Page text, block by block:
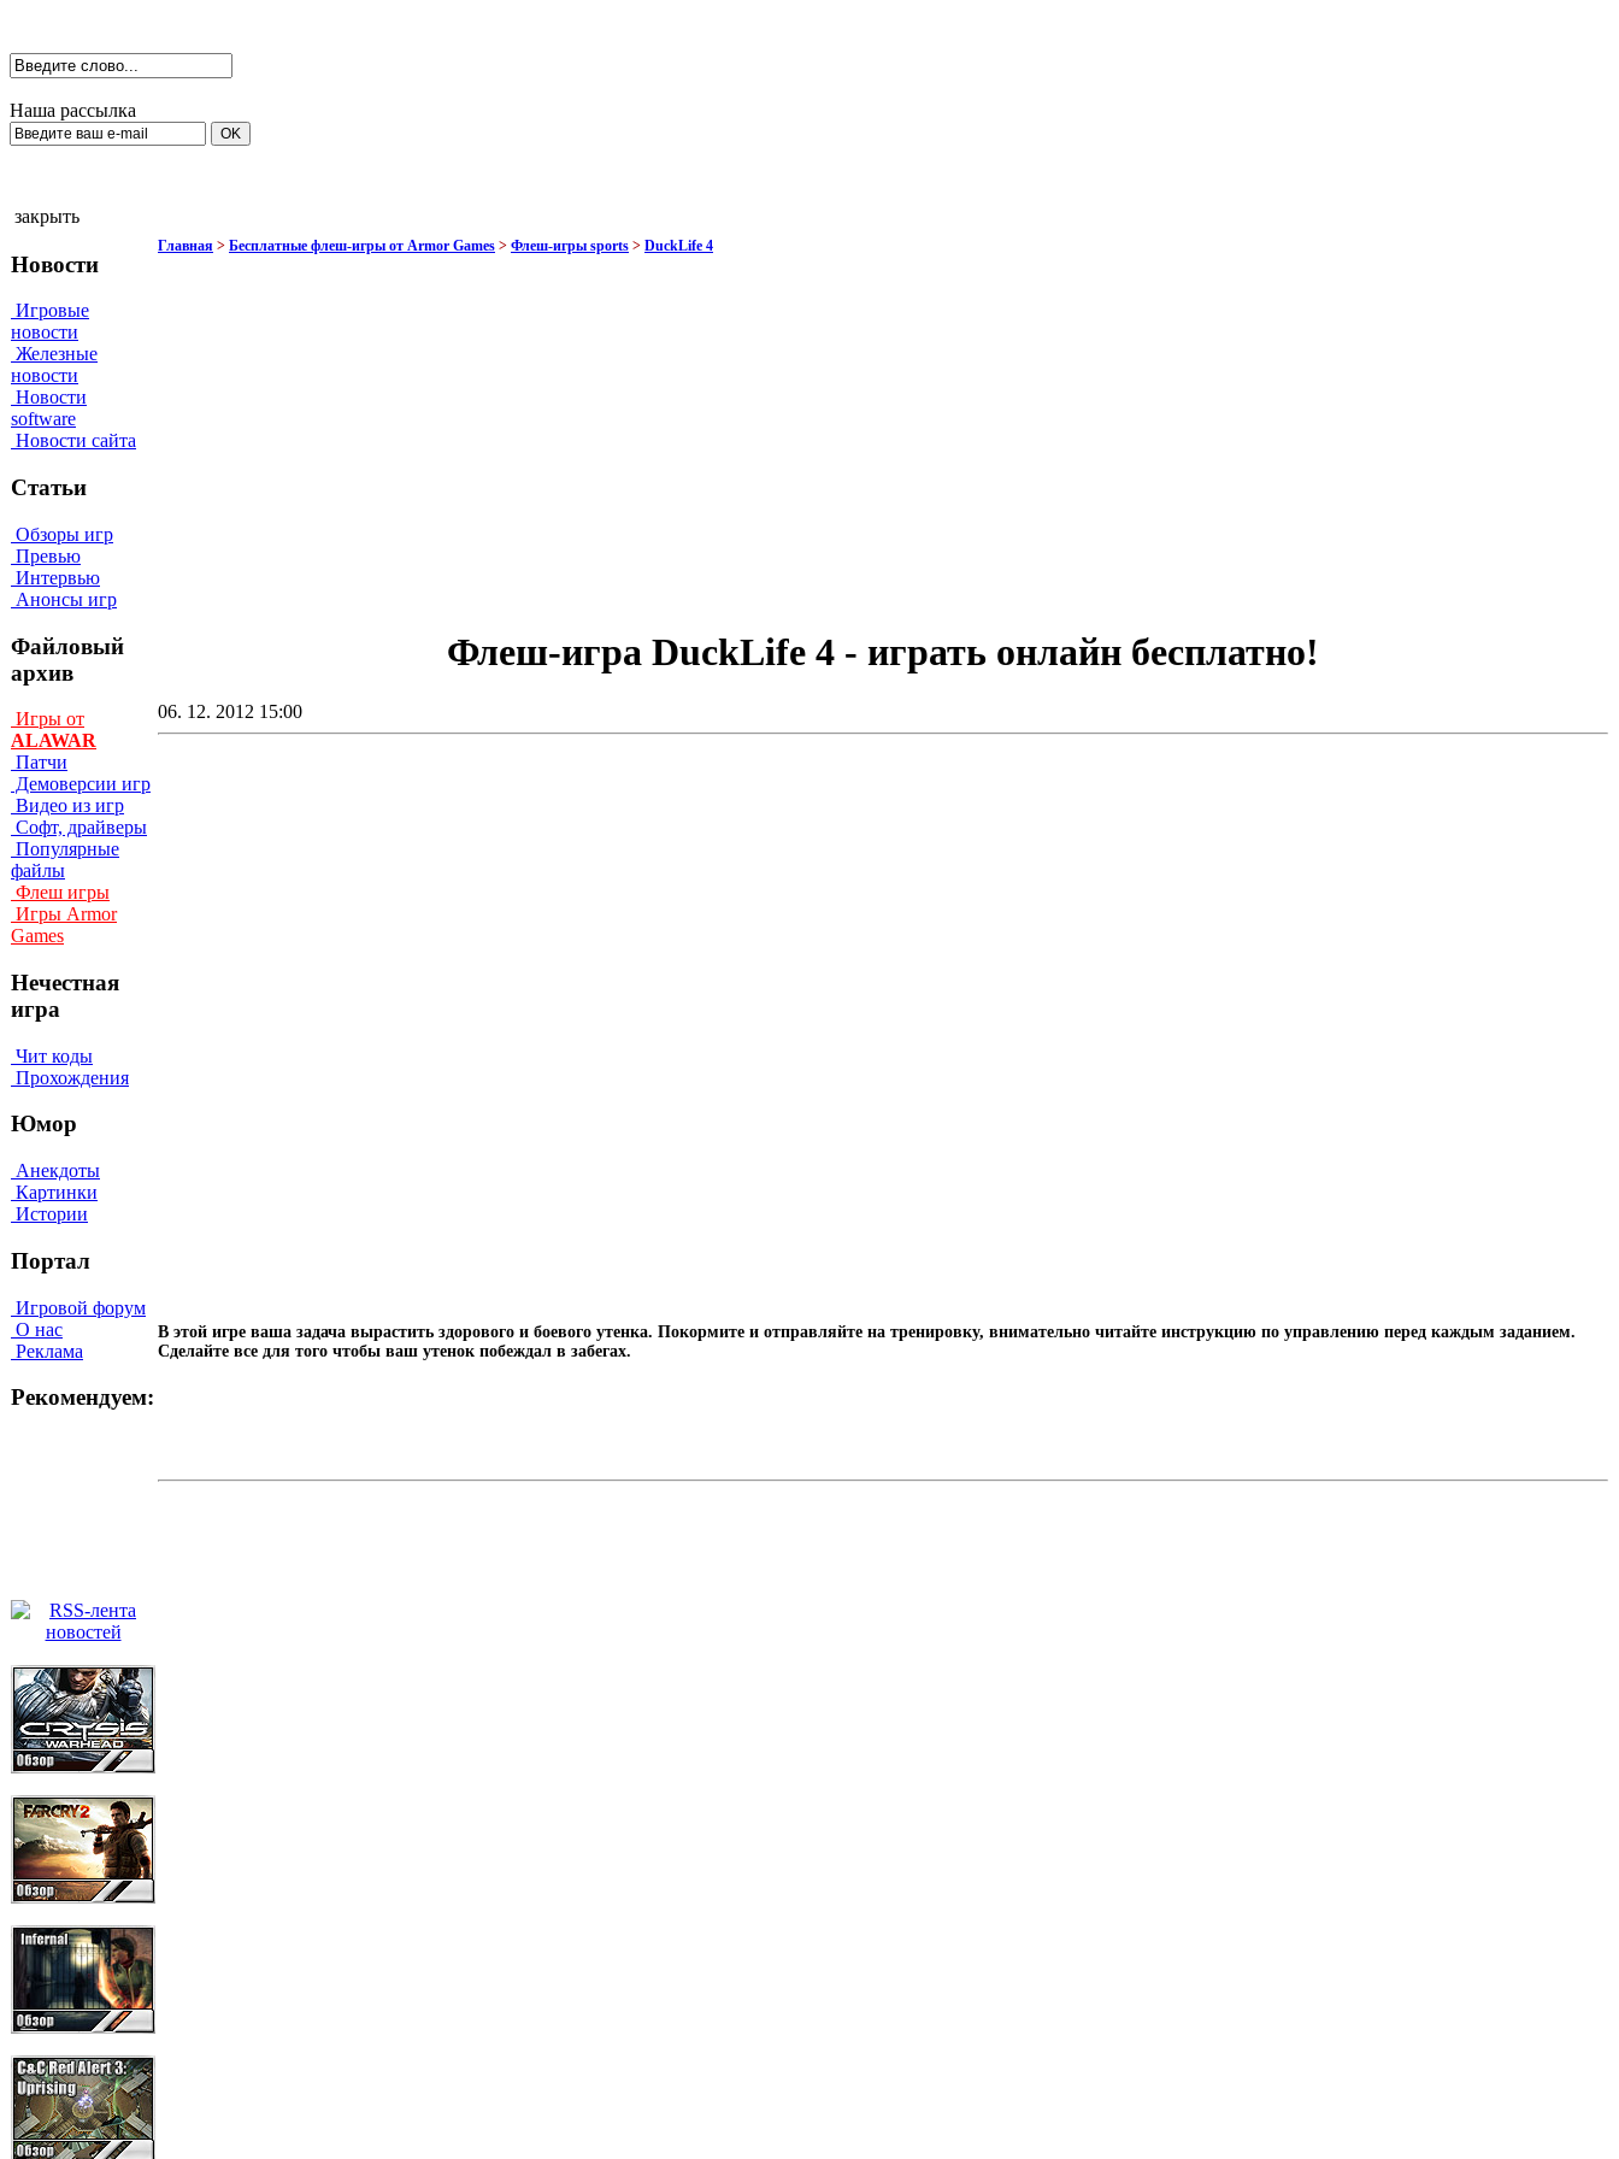
Наша рассылка
закрыть
Новости
Игровые
новости
Железные
новости
Новости
software
Новости сайта
Статьи
Обзоры игр
Превью
Интервью
Анонсы игр
Файловый
архив
Игры от
ALAWAR
Патчи
Демоверсии игр
Видео из игр
Софт, драйверы
Популярные
файлы
Флеш игры
Игры Armor
Games
Нечестная
игра
Чит коды
Прохождения
Юмор
Анекдоты
Картинки
Истории
Портал
Игровой форум
О нас
Реклама
Рекомендуем:
Главная > Бесплатные флеш-игры от Armor Games > Флеш-игры sports > DuckLife 4
Флеш-игра DuckLife 4 - играть онлайн бесплатно!
06. 12. 2012 15:00
В этой игре ваша задача вырастить здорового и боевого утенка. Покормите и отправляйте на тренировку, внимательно читайте инструкцию по управлению перед каждым заданием.
Сделайте все для того чтобы ваш утенок побеждал в забегах.